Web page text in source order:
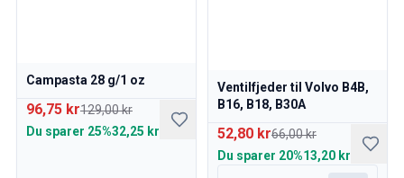
Volvo 240/260 Diverse
Volvo 740/760/780 Reservedele
Volvo 740/760/780 Bremsesystem
Volvo 700 Brændstof/udstødningssystem
Volvo 740/760/780 Transmission/baghjulsaffjedring
Campasta 28 g/1 oz
96,75 kr129,00 kr
Du sparer 25%32,25 kr
Ventilfjeder til Volvo B4B,
B16, B18, B30A
52,80 kr66,00 kr
Du sparer 20%13,20 kr